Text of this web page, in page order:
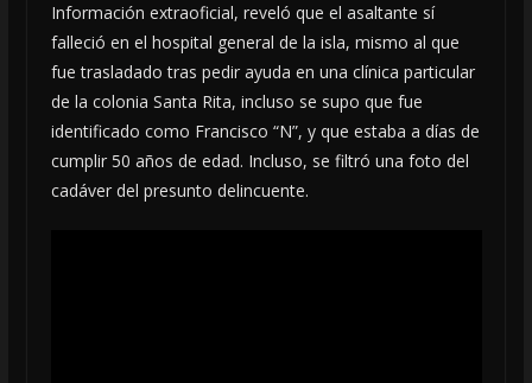
Información extraoficial, reveló que el asaltante sí
falleció en el hospital general de la isla, mismo al que
fue trasladado tras pedir ayuda en una clínica particular
de la colonia Santa Rita, incluso se supo que fue
identificado como Francisco “N”, y que estaba a días de
cumplir 50 años de edad. Incluso, se filtró una foto del
cadáver del presunto delincuente.